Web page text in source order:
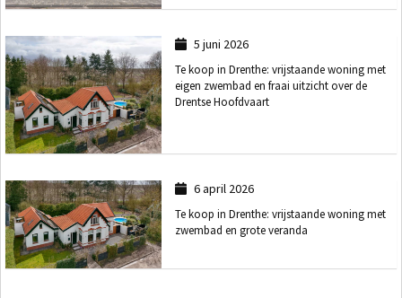
5 juni 2026
Te koop in Drenthe: vrijstaande woning met
eigen zwembad en fraai uitzicht over de
Drentse Hoofdvaart
6 april 2026
Te koop in Drenthe: vrijstaande woning met
zwembad en grote veranda